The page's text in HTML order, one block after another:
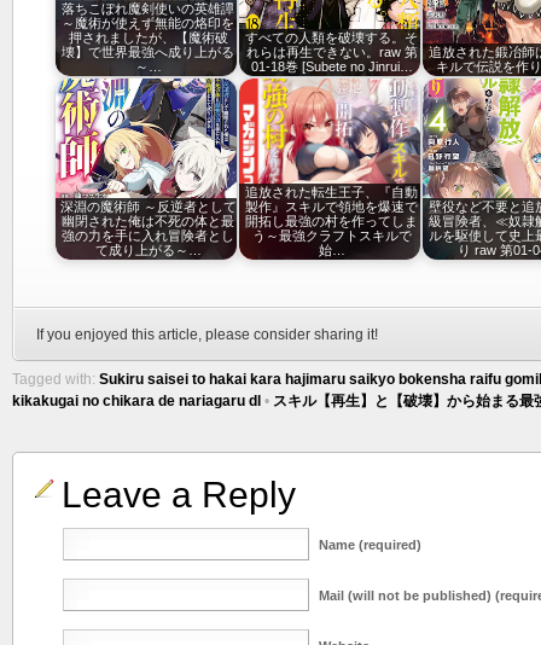
落ちこぼれ魔剣使いの英雄譚
～魔術が使えず無能の烙印を
押されましたが、【魔術破
壊】で世界最強へ成り上がる
～…
すべての人類を破壊する。そ
れらは再生できない。raw 第
01-18巻 [Subete no Jinrui…
追放された鍛冶師
キルで伝説を作
深淵の魔術師 ～反逆者として
幽閉された俺は不死の体と最
強の力を手に入れ冒険者とし
て成り上がる～…
追放された転生王子、『自動
製作』スキルで領地を爆速で
開拓し最強の村を作ってしま
う～最強クラフトスキルで
始…
壁役など不要と追
級冒険者、≪奴隷
ルを駆使して史上
り raw 第01-
If you enjoyed this article, please consider sharing it!
Tagged with: Sukiru saisei to hakai kara hajimaru saikyo bokensha raifu
kikakugai no chikara de nariagaru dl • スキル【再生】と【破壊】から始まる
Leave a Reply
Name (required)
Mail (will not be published)